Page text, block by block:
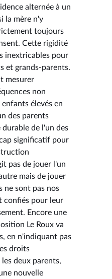
alternée à un
la mère n'y
toujours
Cette rigidité
inextricables pour
et grands-parents.
mesurer
non
élevés en
des parents
durable de l'un des
significatif pour
pas de jouer l'un
mais de jouer
ne sont pas nos
confiés pour leur
Encore une
Le Roux va
en n'indiquant pas
droits
deux parents,
nouvelle